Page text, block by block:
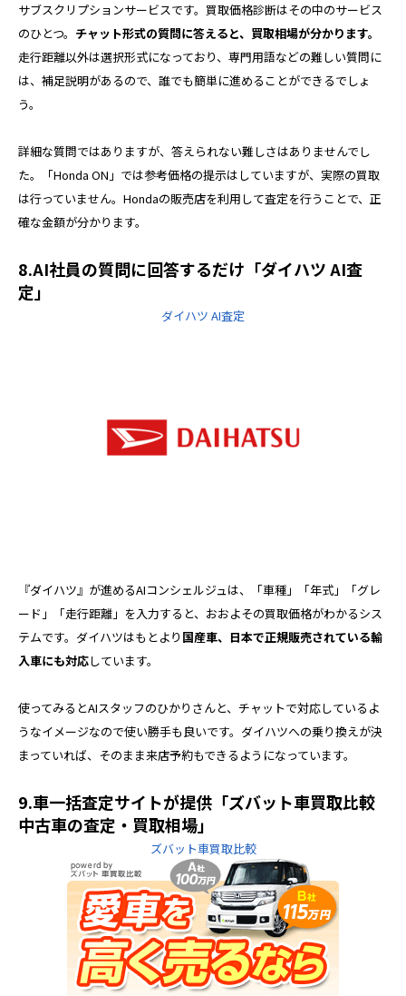
サブスクリプションサービスです。買取価格診断はその中のサービス
のひとつ。 チャット形式の質問に答えると、買取相場が分かります。
走行距離以外は選択形式になっており、専門用語などの難しい質問に
は、補足説明があるので、誰でも簡単に進めることができるでしょ
う。
詳細な質問ではありますが、答えられない難しさはありませんでし
た。「Honda ON」では参考価格の提示はしていますが、実際の買取
は行っていません。Hondaの販売店を利用して査定を行うことで、正
確な金額が分かります。
8.AI社員の質問に回答するだけ「ダイハツ AI査
定」
ダイハツ AI査定
『ダイハツ』が進めるAIコンシェルジュは、「車種」「年式」「グレ
ード」「走行距離」を入力すると、おおよその買取価格がわかるシス
テムです。ダイハツはもとより 国産車、日本で正規販売されている輸
入車にも対応しています。
使ってみるとAIスタッフのひかりさんと、チャットで対応しているよ
うなイメージなので使い勝手も良いです。ダイハツへの乗り換えが決
まっていれば、そのまま来店予約もできるようになっています。
9.車一括査定サイトが提供「ズバット車買取比較
中古車の査定・買取相場」
ズバット車買取比較